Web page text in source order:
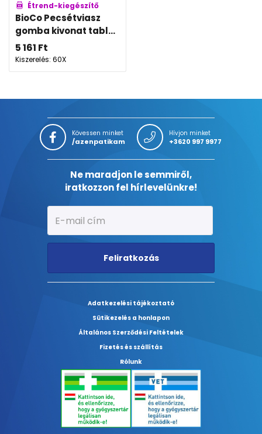
Étrend-kiegészítő
BioCo Pecsétviasz
gomba kivonat tabl...
5 161 Ft
Kiszerelés: 60X
Kövessen minket
/azenpatikam
Hívjon minket
+3620 997 9977
Ne maradjon le semmiről,
iratkozzon fel hírlevelünkre!
Feliratkozás
Adatkezelési tájékoztató
Sütikezelés a honlapon
Általános Szerződési Feltételek
Fizetés és szállítás
Rólunk